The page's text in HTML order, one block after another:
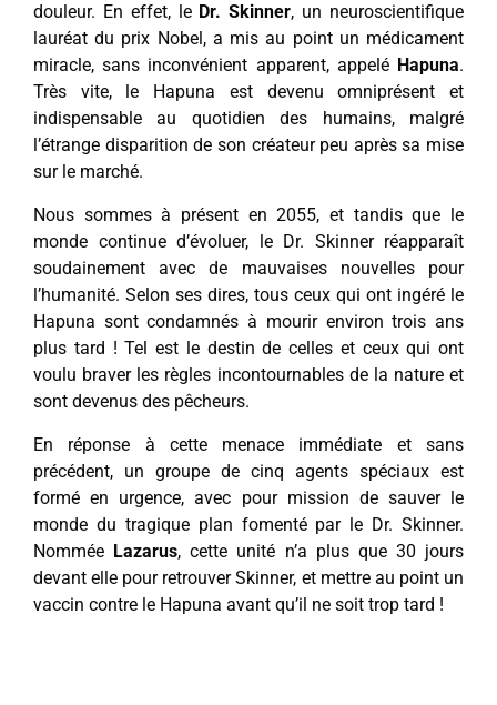
douleur. En effet, le Dr. Skinner, un neuroscientifique
lauréat du prix Nobel, a mis au point un médicament
miracle, sans inconvénient apparent, appelé Hapuna.
Très vite, le Hapuna est devenu omniprésent et
indispensable au quotidien des humains, malgré
l’étrange disparition de son créateur peu après sa mise
sur le marché.
Nous sommes à présent en 2055, et tandis que le
monde continue d’évoluer, le Dr. Skinner réapparaît
soudainement avec de mauvaises nouvelles pour
l’humanité. Selon ses dires, tous ceux qui ont ingéré le
Hapuna sont condamnés à mourir environ trois ans
plus tard ! Tel est le destin de celles et ceux qui ont
voulu braver les règles incontournables de la nature et
sont devenus des pêcheurs.
En réponse à cette menace immédiate et sans
précédent, un groupe de cinq agents spéciaux est
formé en urgence, avec pour mission de sauver le
monde du tragique plan fomenté par le Dr. Skinner.
Nommée Lazarus, cette unité n’a plus que 30 jours
devant elle pour retrouver Skinner, et mettre au point un
vaccin contre le Hapuna avant qu’il ne soit trop tard !